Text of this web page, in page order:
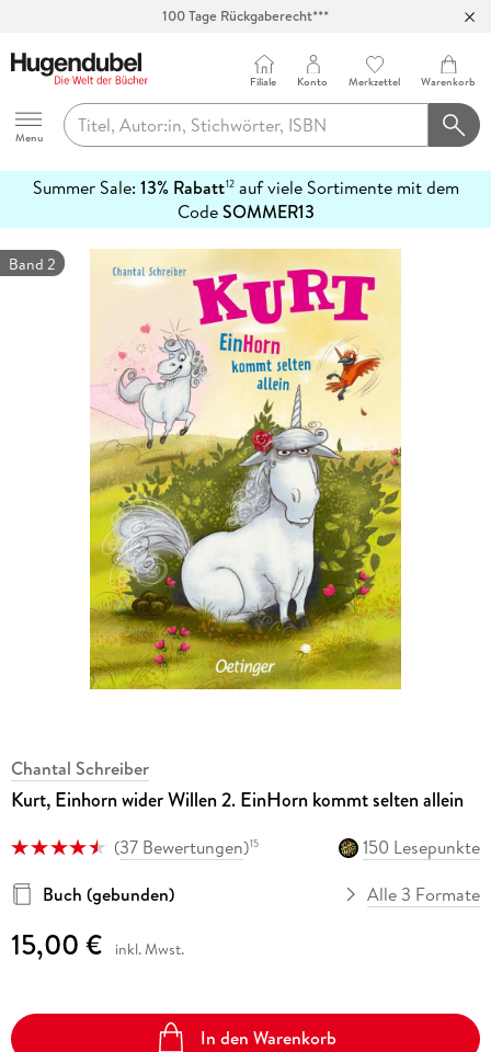
Abholung in über 100 Filialen
Hugendubel
Menu
Filiale Konto Merkzettel Warenkorb
Summer Sale: 13% Rabatt12auf viele Sortimente mit dem
CodeSOMMER13
erfahren
Band 2
Chantal Schreiber
Kurt, Einhorn wider Willen 2. EinHorn kommt selten allein
(37 Bewertungen)15
150 Lesepunkte
Buch (gebunden)
Alle 3 Formate
15,00 € inkl. Mwst.
In den Warenkorb